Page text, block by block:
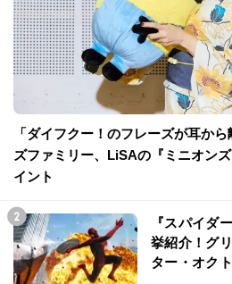
「ダイフクー！のフレーズが耳か
ズファミリー、LiSAの『ミニオン
イント
『スパイダ
挙紹介！グ
ター・オク